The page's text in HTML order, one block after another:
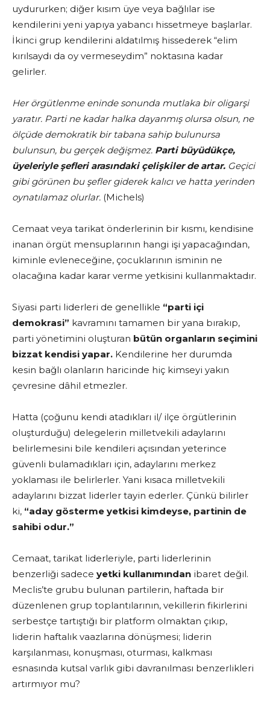
uydururken; diğer kısım üye veya bağlılar ise
kendilerini yeni yapıya yabancı hissetmeye başlarlar.
İkinci grup kendilerini aldatılmış hissederek “elim
kırılsaydı da oy vermeseydim” noktasına kadar
gelirler.
Her örgütlenme eninde sonunda mutlaka bir oligarşi
yaratır. Parti ne kadar halka dayanmış olursa olsun, ne
ölçüde demokratik bir tabana sahip bulunursa
bulunsun, bu gerçek değişmez. Parti büyüdükçe,
üyeleriyle şefleri arasındaki çelişkiler de artar. Geçici
gibi görünen bu şefler giderek kalıcı ve hatta yerinden
oynatılamaz olurlar. (Michels)
Cemaat veya tarikat önderlerinin bir kısmı, kendisine
inanan örgüt mensuplarının hangi işi yapacağından,
kiminle evleneceğine, çocuklarının isminin ne
olacağına kadar karar verme yetkisini kullanmaktadır.
Siyasi parti liderleri de genellikle “parti içi
demokrasi” kavramını tamamen bir yana bırakıp,
parti yönetimini oluşturan bütün organların seçimini
bizzat kendisi yapar. Kendilerine her durumda
kesin bağlı olanların haricinde hiç kimseyi yakın
çevresine dâhil etmezler.
Hatta (çoğunu kendi atadıkları il/ ilçe örgütlerinin
oluşturduğu) delegelerin milletvekili adaylarını
belirlemesini bile kendileri açısından yeterince
güvenli bulamadıkları için, adaylarını merkez
yoklaması ile belirlerler. Yani kısaca milletvekili
adaylarını bizzat liderler tayin ederler. Çünkü bilirler
ki, “aday gösterme yetkisi kimdeyse, partinin de
sahibi odur.”
Cemaat, tarikat liderleriyle, parti liderlerinin
benzerliği sadece yetki kullanımından ibaret değil.
Meclis’te grubu bulunan partilerin, haftada bir
düzenlenen grup toplantılarının, vekillerin fikirlerini
serbestçe tartıştığı bir platform olmaktan çıkıp,
liderin haftalık vaazlarına dönüşmesi; liderin
karşılanması, konuşması, oturması, kalkması
esnasında kutsal varlık gibi davranılması benzerlikleri
artırmıyor mu?